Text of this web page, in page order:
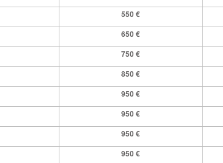
550€
650€
750€
850€
950€
950€
950€
950€